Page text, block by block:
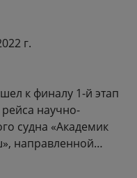
г.
к финалу 1-й этап
научно-
судна «Академик
направленной…